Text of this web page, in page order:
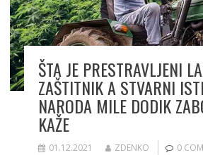
ŠTA JE PRESTRAVLJENI
ZAŠTITNIK A STVARNI
NARODA MILE DODIK
KAŽE
01.12.2021 ZDENKO 0